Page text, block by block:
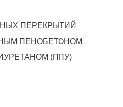
ПЕРЕКРЫТИЙ
ПЕНОБЕТОНОМ
(ППУ)